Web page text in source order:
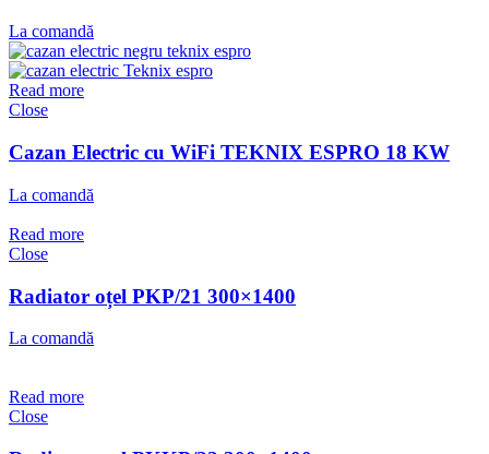
La comandă
Read more
Close
Cazan Electric cu WiFi TEKNIX ESPRO 18 KW
La comandă
Read more
Close
Radiator oțel PKP/21 300×1400
La comandă
Read more
Close